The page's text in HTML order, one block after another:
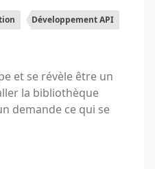
Développement API
et se révèle être un
la bibliothèque
demande ce qui se